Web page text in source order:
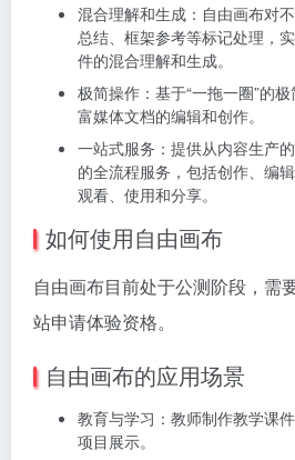
混合理解和生成：自由画布对
总结、框架参考等标记处理，
件的混合理解和生成。
极简操作：基于“一拖一圈”的
富媒体文档的编辑和创作。
一站式服务：提供从内容生产
的全流程服务，包括创作、编
观看、使用和分享。
如何使用自由画布
自由画布目前处于公测阶段，需
站申请体验资格。
自由画布的应用场景
教育与学习：教师制作教学课
项目展示。